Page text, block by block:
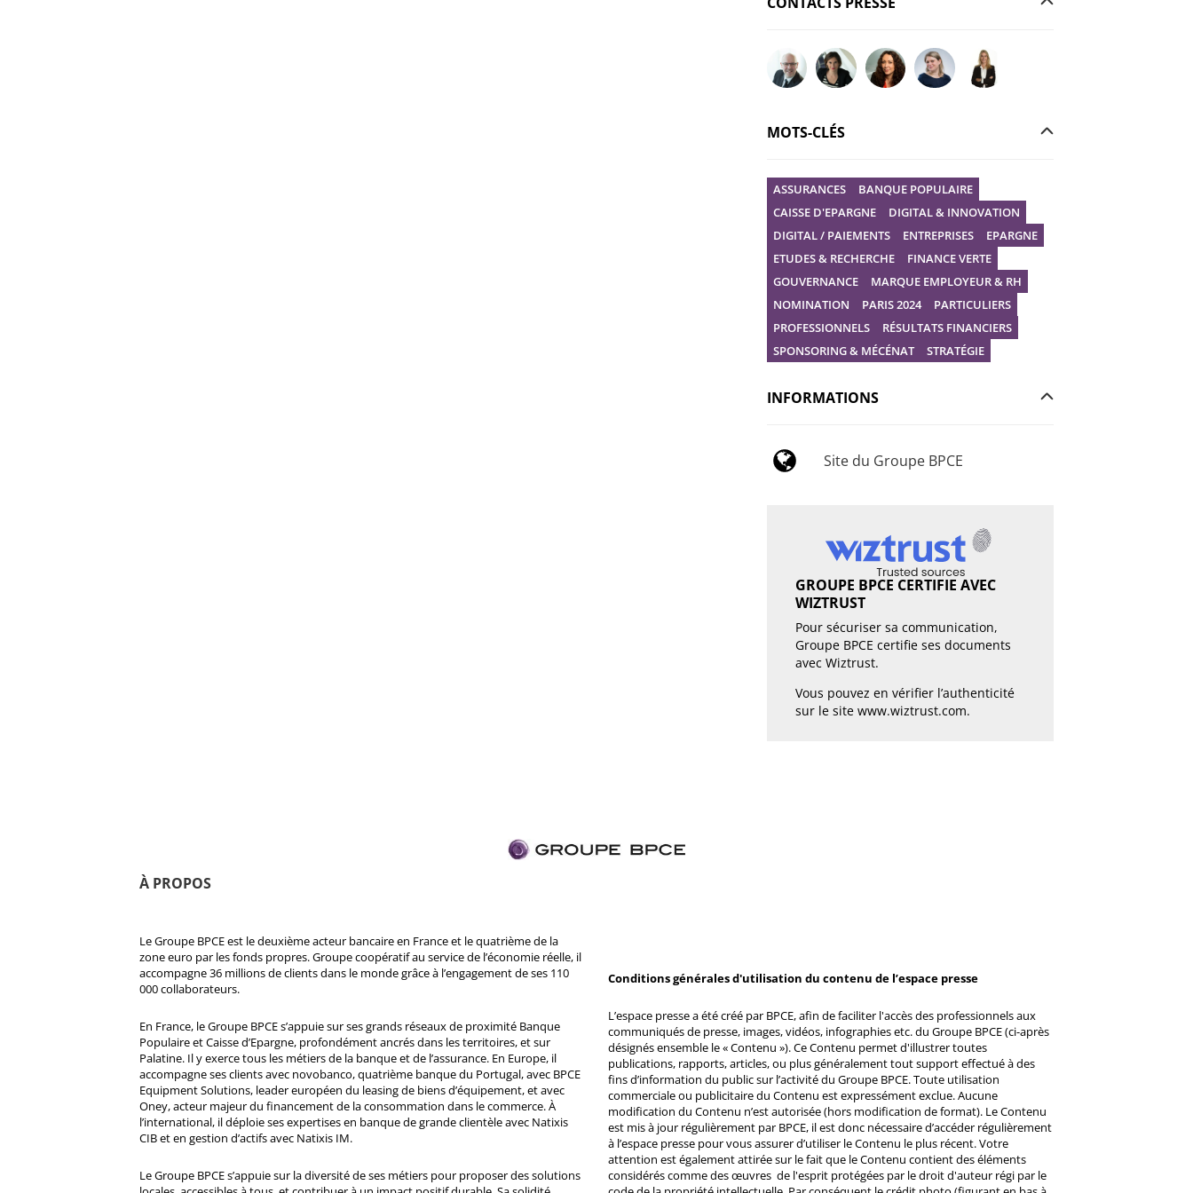
Poser votre question à Christophe GILBERT
Poser votre question à Fanny KERECKI
Poser votre question à Mélissa BOURGUIGNON
Poser votre question à Marine Robin
Poser votre question à Vanessa
MOTS-CLÉS
ASSURANCES
BANQUE POPULAIRE
CAISSE D'EPARGNE
DIGITAL & INNOVATION
DIGITAL / PAIEMENTS
ENTREPRISES
EPARGNE
ETUDES & RECHERCHE
FINANCE VERTE
GOUVERNANCE
MARQUE EMPLOYEUR & RH
NOMINATION
PARIS 2024
PARTICULIERS
PROFESSIONNELS
RÉSULTATS FINANCIERS
SPONSORING & MÉCÉNAT
STRATÉGIE
INFORMATIONS
Site du Groupe BPCE
GROUPE BPCE CERTIFIE AVEC
WIZTRUST
Pour sécuriser sa communication,
Groupe BPCE certifie ses documents
avec Wiztrust.
Vous pouvez en vérifier l’authenticité
sur le site www.wiztrust.com.
À PROPOS
Le Groupe BPCE est le deuxième acteur bancaire en France et le quatrième de la
zone euro par les fonds propres. Groupe coopératif au service de l’économie réelle, il
accompagne 36 millions de clients dans le monde grâce à l’engagement de ses 110
000 collaborateurs.
En France, le Groupe BPCE s’appuie sur ses grands réseaux de proximité Banque
Populaire et Caisse d’Epargne, profondément ancrés dans les territoires, et sur
Palatine. Il y exerce tous les métiers de la banque et de l’assurance. En Europe, il
accompagne ses clients avec novobanco, quatrième banque du Portugal, avec BPCE
Equipment Solutions, leader européen du leasing de biens d’équipement, et avec
Oney, acteur majeur du financement de la consommation dans le commerce. À
l’international, il déploie ses expertises en banque de grande clientèle avec Natixis
CIB et en gestion d’actifs avec Natixis IM.
Le Groupe BPCE s’appuie sur la diversité de ses métiers pour proposer des solutions
Conditions générales d'utilisation du contenu de l’espace presse
L’espace presse a été créé par BPCE, afin de faciliter l'accès des professionnels aux
communiqués de presse, images, vidéos, infographies etc. du Groupe BPCE (ci-après
désignés ensemble le « Contenu »). Ce Contenu permet d'illustrer toutes
publications, rapports, articles, ou plus généralement tout support effectué à des
fins d’information du public sur l’activité du Groupe BPCE. Toute utilisation
commerciale ou publicitaire du Contenu est expressément exclue. Aucune
modification du Contenu n’est autorisée (hors modification de format). Le Contenu
est mis à jour régulièrement par BPCE, il est donc nécessaire d’accéder régulièrement
à l’espace presse pour vous assurer d’utiliser le Contenu le plus récent. Votre
attention est également attirée sur le fait que le Contenu contient des éléments
considérés comme des œuvres de l'esprit protégées par le droit d'auteur régi par le